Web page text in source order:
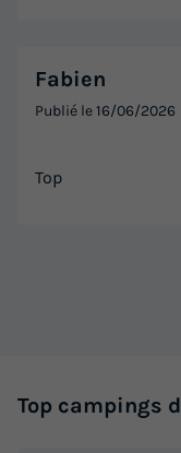
Fabien
Publié le16/06/2026
Top
Top campings